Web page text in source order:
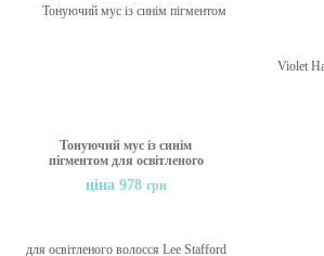
Тонуючий мус із синім
пігментом для освітленого
волосся Lee Stafford
Bleach Blondes Ice White
ціна 978 грн